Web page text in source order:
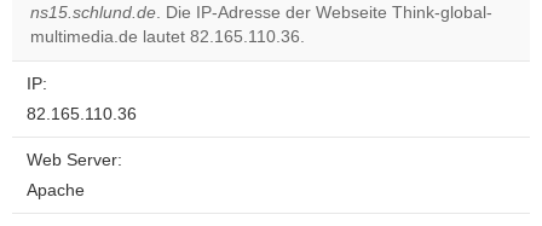
ns15.schlund.de. Die IP-Adresse der Webseite Think-global-
multimedia.de lautet 82.165.110.36.
IP:
82.165.110.36
Web Server:
Apache